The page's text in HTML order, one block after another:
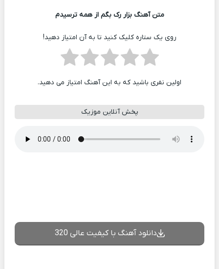
متن آهنگ بزار رک بگم از همه ترسیدم
روی یک ستاره کلیک کنید تا به آن امتیاز دهید!
اولین نفری باشید که به این آهنگ امتیاز می دهید.
پخش آنلاین موزیک
دانلود آهنگ با کیفیت عالی 320